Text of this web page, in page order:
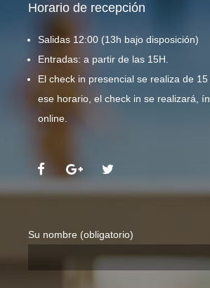
Horario de recepción
Salidas 12:00 (13h bajo disposición)
Entradas: a partir de las 15H.
El check in presencial se realiza de
ese horario, el check in se realizará,
online.
Su nombre (obligatorio)